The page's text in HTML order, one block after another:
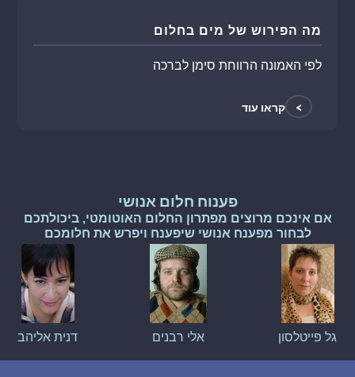
מה הפירוש של מים בחלום
לפי האמונה הרווחת סימן לברכה
> קראו עוד
פענוח חלום אנושי
אם אינכם מרוצים מפתרון החלום האוטומטי, ביכולתכם
לבחור מפענח אנושי שיפענח ויפרש את חלומכם
גל פייטלסון אלי רבנים דנית אליהב